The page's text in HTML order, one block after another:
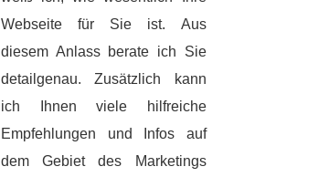
Webseite für Sie ist. Aus
diesem Anlass berate ich Sie
detailgenau. Zusätzlich kann
ich Ihnen viele hilfreiche
Empfehlungen und Infos auf
dem Gebiet des Marketings